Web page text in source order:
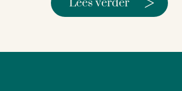
Lees verder